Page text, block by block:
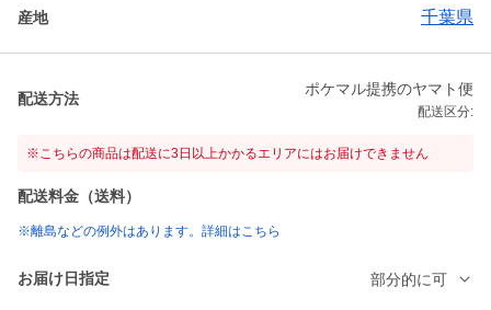
産地 千葉県
配送方法
ポケマル提携のヤマト便
配送区分:
※こちらの商品は配送に3日以上かかるエリアにはお届けできません
配送料金（送料）
※離島などの例外はあります。詳細はこちら
お届け日指定 部分的に可